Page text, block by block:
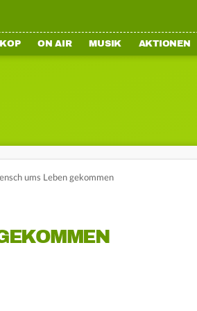
ON AIR MUSIK AKTIONEN
ums Leben gekommen